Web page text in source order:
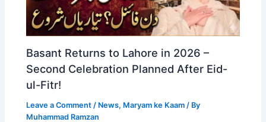
Basant Returns to Lahore in 2026 –
Second Celebration Planned After Eid-
ul-Fitr!
Leave a Comment / News, Maryam ke Kaam / By
Muhammad Ramzan